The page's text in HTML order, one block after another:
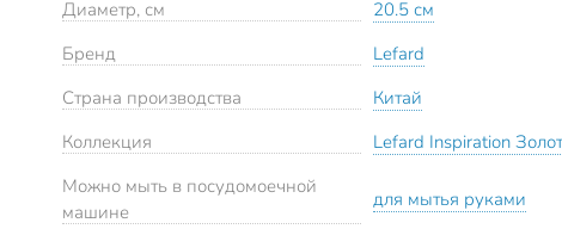
Диаметр, см
20.5 см
Бренд
Lefard
Страна производства
Китай
Коллекция
Lefard Inspiration
Можно мыть в посудомоечной
машине
для мытья руками